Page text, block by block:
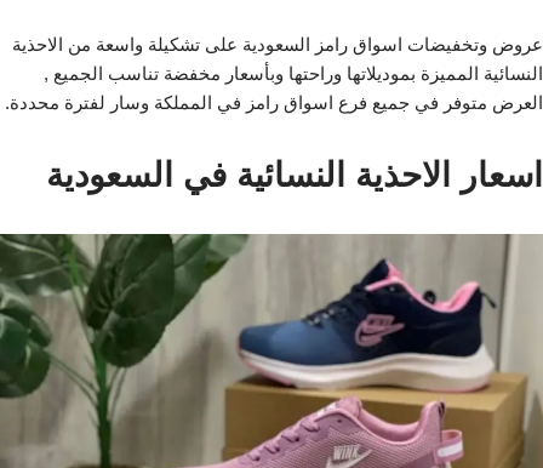
عروض وتخفيضات اسواق رامز السعودية على تشكيلة واسعة من الاحذية
النسائية المميزة بموديلاتها وراحتها وبأسعار مخفضة تناسب الجميع ,
العرض متوفر في جميع فرع اسواق رامز في المملكة وسار لفترة محددة.
اسعار الاحذية النسائية في السعودية